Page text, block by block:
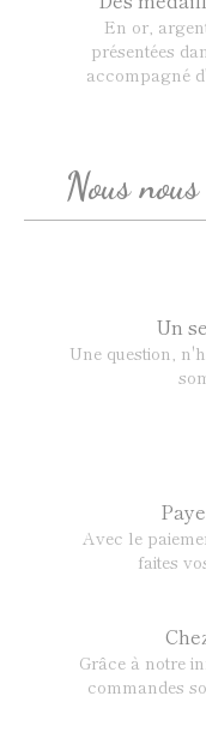
En or,
présentées
accompagné
Nous
Un
Une question,
Avec le
faites
Grâce à notre
commandes